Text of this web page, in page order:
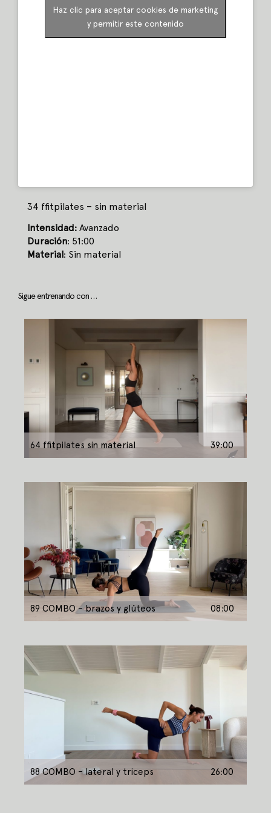
Haz clic para aceptar cookies de marketing
y permitir este contenido
34 ffitpilates – sin material
Intensidad: Avanzado
Duración: 51:00
Material: Sin material
Sigue entrenando con …
64 ffitpilates sin material 39:00
89 COMBO – brazos y glúteos 08:00
88 COMBO – lateral y triceps 26:00